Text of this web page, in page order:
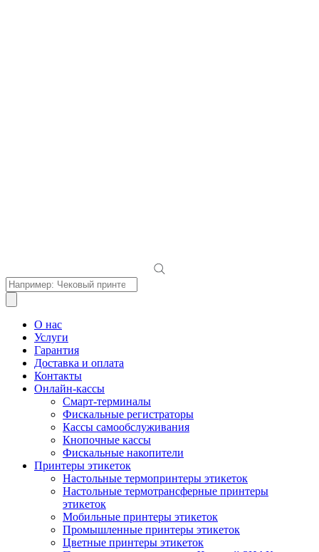
Поиск
товаров
О нас
Услуги
Гарантия
Доставка и оплата
Контакты
Онлайн-кассы
Смарт-терминалы
Фискальные регистраторы
Кассы самообслуживания
Кнопочные кассы
Фискальные накопители
Принтеры этикеток
Настольные термопринтеры этикеток
Настольные термотрансферные принтеры
этикеток
Мобильные принтеры этикеток
Промышленные принтеры этикеток
Цветные принтеры этикеток